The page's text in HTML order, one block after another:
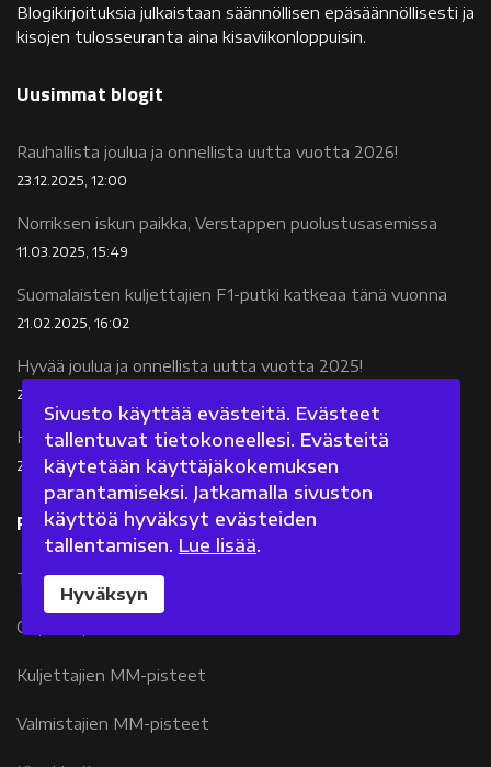
Blogikirjoituksia julkaistaan säännöllisen epäsäännöllisesti ja
kisojen tulosseuranta aina kisaviikonloppuisin.
Uusimmat blogit
Rauhallista joulua ja onnellista uutta vuotta 2026!
23.12.2025, 12:00
Norriksen iskun paikka, Verstappen puolustusasemissa
11.03.2025, 15:49
Suomalaisten kuljettajien F1-putki katkeaa tänä vuonna
21.02.2025, 16:02
Hyvää joulua ja onnellista uutta vuotta 2025!
24.12.2024, 20:34
Hyvää joulua ja onnellista uutta vuotta 2024!
23.12.2023, 12:00
Formula 1
Tallit ja kuljettajat
Ohjelma ja tulokset
Kuljettajien MM-pisteet
Valmistajien MM-pisteet
Sivusto käyttää evästeitä. Evästeet
tallentuvat tietokoneellesi. Evästeitä
käytetään käyttäjäkokemuksen
parantamiseksi. Jatkamalla sivuston
käyttöä hyväksyt evästeiden
tallentamisen. Lue lisää.
Hyväksyn